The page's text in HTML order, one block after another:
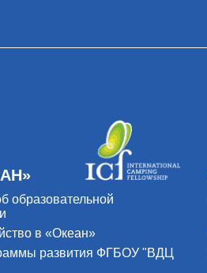
образовательной
в «Океан»
развития ФГБОУ "ВДЦ